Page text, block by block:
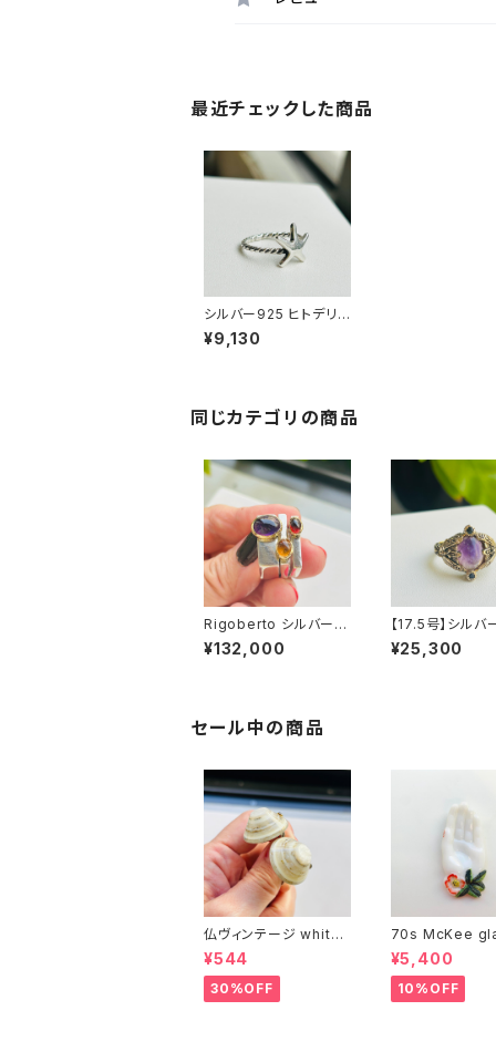
最近チェックした商品
シルバー925 ヒトデリン
グ（7号）
¥9,130
同じカテゴリの商品
Rigoberto シルバー9
25 14K 天然石 スクエ
アスタッキングリング（1
¥132,000
【17.5号】シル
18K GP 蝶 天然
グ
¥25,300
セール中の商品
仏ヴィンテージ white l
ucite confetti 山型イ
ヤリング
¥544
30%OFF
70s McKee
ompany ハンドペイン
トハンド小皿（赤
¥5,400
10%OFF